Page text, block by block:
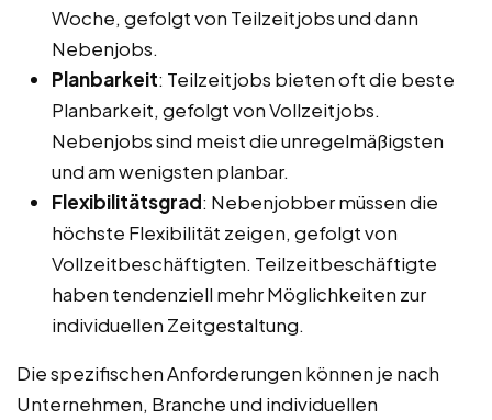
Woche, gefolgt von Teilzeitjobs und dann
Nebenjobs.
Planbarkeit: Teilzeitjobs bieten oft die beste
Planbarkeit, gefolgt von Vollzeitjobs.
Nebenjobs sind meist die unregelmäßigsten
und am wenigsten planbar.
Flexibilitätsgrad: Nebenjobber müssen die
höchste Flexibilität zeigen, gefolgt von
Vollzeitbeschäftigten. Teilzeitbeschäftigte
haben tendenziell mehr Möglichkeiten zur
individuellen Zeitgestaltung.
Die spezifischen Anforderungen können je nach
Unternehmen, Branche und individuellen